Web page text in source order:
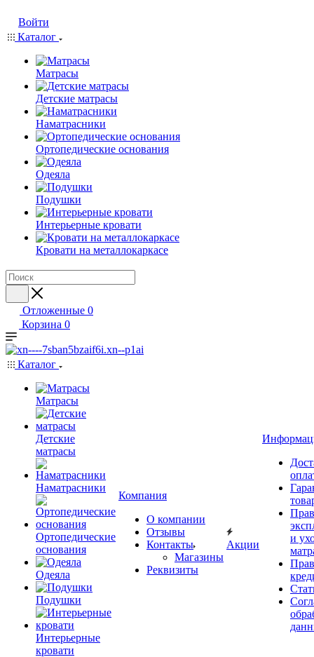
Войти
Каталог
Матрасы
Детские матрасы
Наматрасники
Ортопедические основания
Одеяла
Подушки
Интерьерные кровати
Кровати на металлокаркасе
Отложенные 0
Корзина 0
Каталог
Матрасы
Детские
матрасы
Наматрасники
Ортопедические
основания
Одеяла
Подушки
Интерьерные
кровати
Компания
О компании
Отзывы
Контакты
Магазины
Реквизиты
Акции
и